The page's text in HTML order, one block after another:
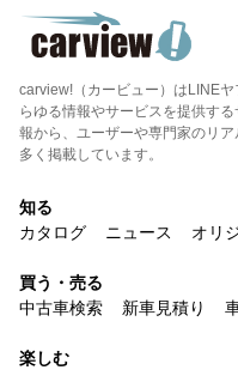
carview!（カービュー）はLINE
らゆる情報やサービスを提供す
報から、ユーザーや専門家のリ
多く掲載しています。
知る
カタログ
ニュース オリ
買う・売る
中古車検索
新車見積り
楽しむ